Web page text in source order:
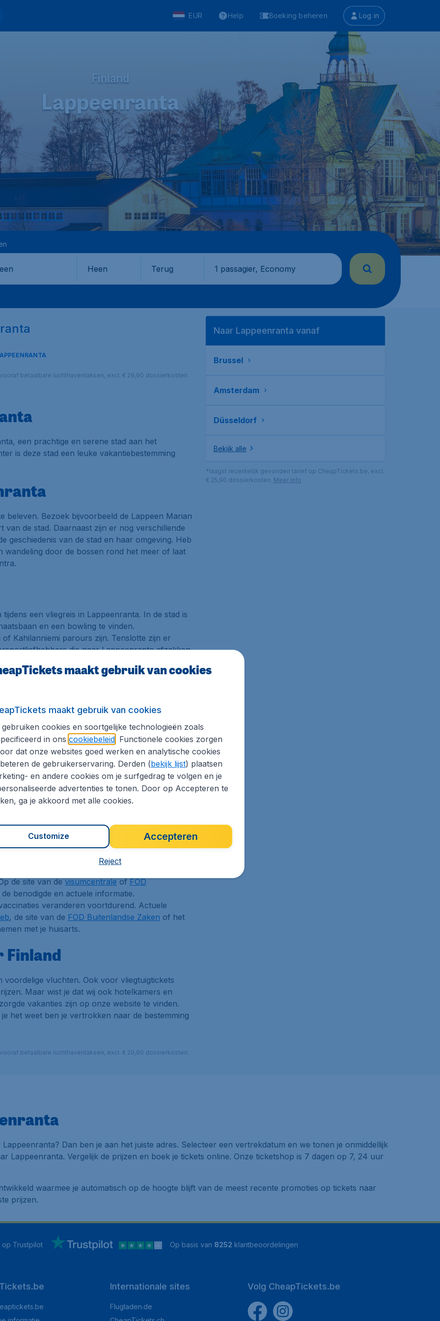
EUR Help Boeking beheren Log in
Finland
Lappeenranta
Heen Terug 1 passagier, Economy
betaalbare luchthaventaksen, excl. € 29,90 dossierkosten.
een prachtige en serene stad aan het
is deze stad een leuke vakantiebestemming
beleven. Bezoek bijvoorbeeld de Lappeen Marian
de stad. Daarnaast zijn er nog verschillende
geschiedenis van de stad en haar omgeving. Heb
wandeling door de bossen rond het meer of laat
een vliegreis in Lappeenranta. In de stad is
en een bowling te vinden.
Kahilanniemi parours zijn. Tenslotte zijn er
die naar Lappeenranta afzakken
dan je vliegtickets naar Lappeenranta via
de beste tarieven zodat je tegen een scherpe prijs
om via onze website een plaatsje te
bij ons 24 uur per dag terecht kan om een vlucht
Finland
de zomer en vriestemperaturen tijdens de
en visa wijzigen regelmatig en er
de site van de visumcentrale of FOD
benodigde en actuele informatie.
veranderen voortdurend. Actuele
, de site van de FOD Buitenlandse Zaken of het
met je huisarts.
Finland
vluchten. Ook voor vliegtuigtickets
Maar wist je dat wij ook hotelkamers en
vakanties zijn op onze website te vinden.
het weet ben je vertrokken naar de bestemming
betaalbare luchthaventaksen, excl. € 29,90 dossierkosten.
Naar Lappeenranta vanaf
Brussel
Amsterdam
Düsseldorf
Bekijk alle
*laagst recentelijk gevonden tarief op CheapTickets.be, excl.
€ 25,90 dossierkosten. Meer info
Dan ben je aan het juiste adres. Selecteer een vertrekdatum en we tonen je onmiddellijk
Lappeenranta. Vergelijk de prijzen en boek je tickets online. Onze ticketshop is 7 dagen op 7, 24 uur
waarmee je automatisch op de hoogte blijft van de meest recente promoties op tickets naar
prijzen.
op Trustpilot Op basis van 8252 klantbeoordelingen
Internationale sites
Flugladen.de
Volg CheapTickets.be
maakt gebruik van cookies
maakt gebruik van cookies
gebruiken cookies en soortgelijke technologieën zoals
in ons cookiebeleid. Functionele cookies zorgen
dat onze websites goed werken en analytische cookies
de gebruikerservaring. Derden (bekijk lijst) plaatsen
en andere cookies om je surfgedrag te volgen en je
advertenties te tonen. Door op Accepteren te
ga je akkoord met alle cookies.
Accepteren
Customize
Reject